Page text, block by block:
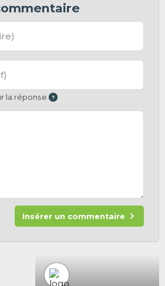
la réponse
Insérer un commentaire